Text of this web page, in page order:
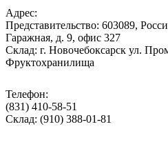
Адрес:
Представительство: 603089,
Гаражная, д. 9, офис 327
Склад: г. Новочебоксарск ул.
Фруктохранилища
Телефон:
(831) 410-58-51
Склад: (910) 388-01-81